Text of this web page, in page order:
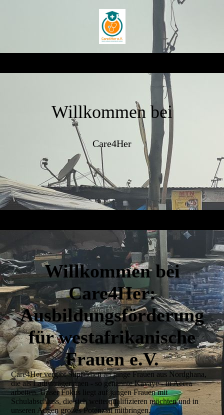
Willkommen bei
Care4Her
Willkommen bei
Care4Her:
Ausbildungsförderung
für westafrikanische
Frauen e.V.
Care4Her vergibt Stipendien an junge Frauen aus Nordghana,
die als Ladenträgerinnen - so genannte Kayaye - in Accra
arbeiten. Unser Fokus liegt auf jungen Frauen mit
Schulabschluss, die sich weiterqualifizieren möchten und in
unseren Augen großes Potenzial mitbringen.